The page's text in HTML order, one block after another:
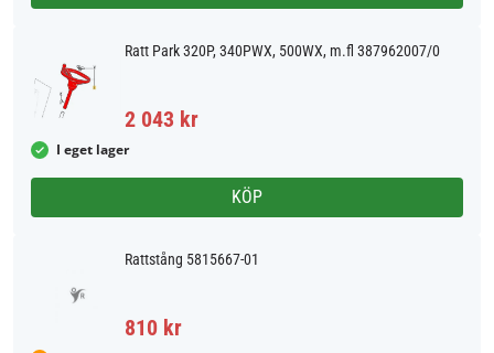
Ratt Park 320P, 340PWX, 500WX, m.fl 387962007/0
2 043 kr
I eget lager
KÖP
Rattstång 5815667-01
810 kr